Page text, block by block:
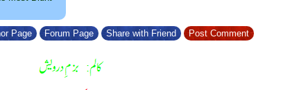
Page Forum Page Share with Friend Post Comment